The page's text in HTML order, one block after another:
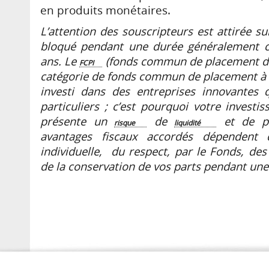
en produits monétaires.
L’attention des souscripteurs est attirée
bloqué pendant une durée
ans. Le FCPI
(fonds commun de placement
catégorie de fonds commun de placement
investi dans des entreprises innovantes
particuliers ; c’est pourquoi votre
présente un
risque de liquidité
et de
avantages fiscaux accordés
individuelle, du respect, par le Fonds, des
de la conservation de vos parts pendant